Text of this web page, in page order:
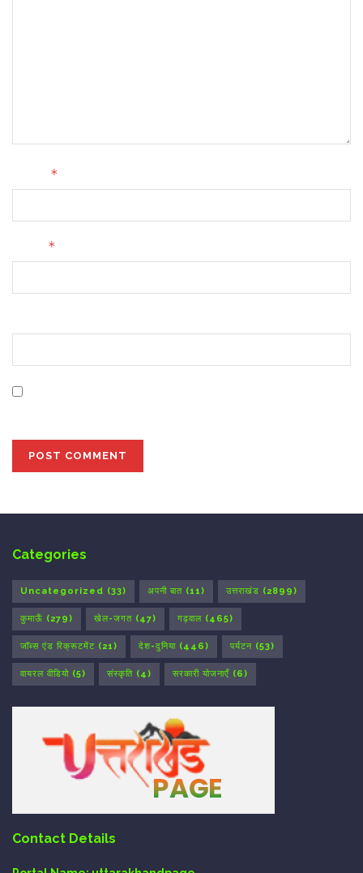
*
*
Categories
Uncategorized (33) अपनी बात (11) उत्तराखंड (2899)
कुमाऊँ (279) खेल-जगत (47) गढ़वाल (465)
जॉब्स एंड रिक्रूटमेंट (21) देश-दुनिया (446) पर्यटन (53)
वायरल वीडियो (5) संस्कृति (4) सरकारी योजनाएँ (6)
Contact Details